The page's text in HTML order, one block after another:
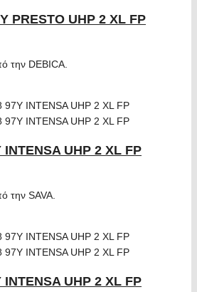
PRESTO UHP 2 XL FP
την DEBICA.
INTENSA UHP 2 XL FP
την SAVA.
INTENSA UHP 2 XL FP